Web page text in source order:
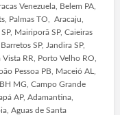
Venezuela, Belem PA,
Palmas TO, Aracaju,
Mairiporã SP, Caieiras
SP, Jandira SP,
RR, Porto Velho RO,
Pessoa PB, Maceió AL,
MG, Campo Grande
AP, Adamantina,
Aguas de Santa